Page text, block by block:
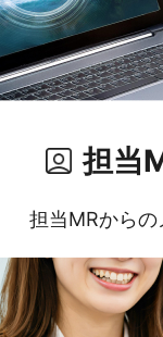
担当
担当MRから